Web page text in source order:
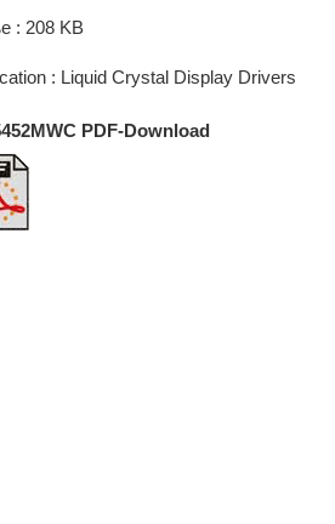
: 208 KB
: Liquid Crystal Display Drivers
PDF-Download